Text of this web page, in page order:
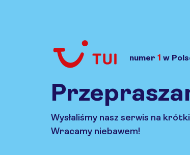
numer 1 w
Wysłaliśmy nasz serwis na
Wracamy niebawem!